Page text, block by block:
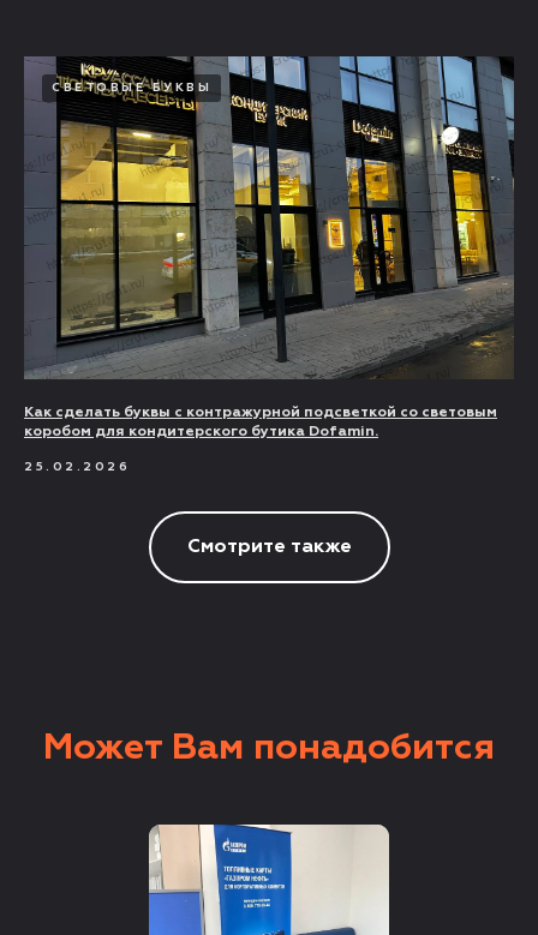
СВЕТОВЫЕ БУКВЫ
Как сделать буквы с контражурной подсветкой со световым
коробом для кондитерского бутика Dofamin.
25.02.2026
Смотрите также
Может Вам понадобится